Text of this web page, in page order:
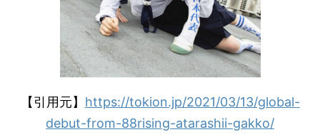
【引用元】 https://tokion.jp/2021/03/13/global-
debut-from-88rising-atarashii-gakko/